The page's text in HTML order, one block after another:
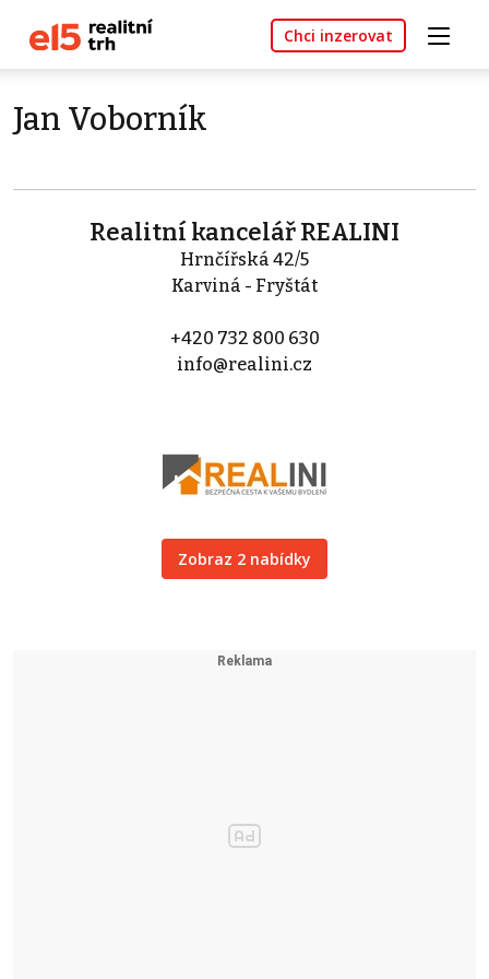
Chci inzerovat
Jan Voborník
Realitní kancelář REALINI
Hrnčířská 42/5
Karviná - Fryštát
+420 732 800 630
info@realini.cz
Zobraz 2 nabídky